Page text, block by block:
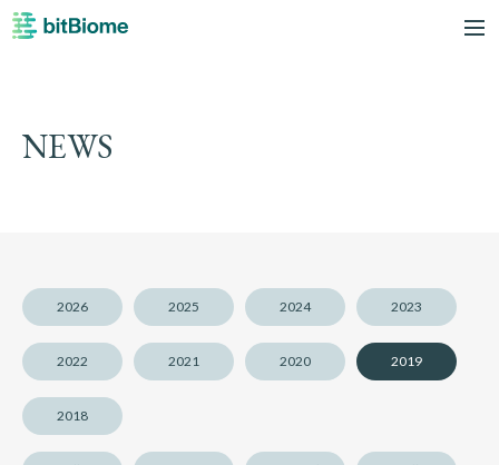
NEWS
2026 2025 2024 2023
2022 2021 2020 2019
2018